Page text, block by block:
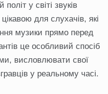
у світі звуків
для слухачів, які
музики прямо перед
це особливий спосіб
висловлювати свої
у реальному часі.